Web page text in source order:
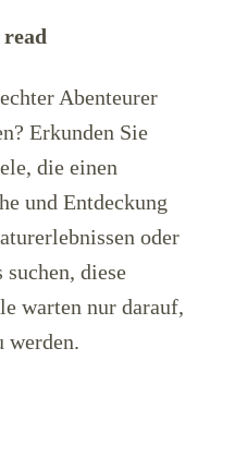
Abenteurer
Erkunden Sie
die einen
und Entdeckung
oder
diese
warten nur darauf,
werden.